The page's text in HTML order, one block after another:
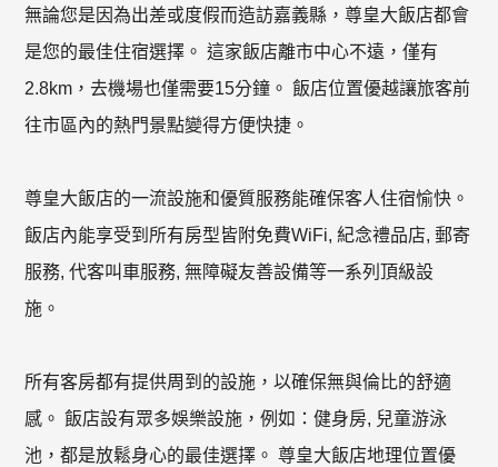
無論您是因為出差或度假而造訪嘉義縣，尊皇大飯店都會
是您的最佳住宿選擇。 這家飯店離市中心不遠，僅有
2.8km，去機場也僅需要15分鐘。 飯店位置優越讓旅客前
往市區內的熱門景點變得方便快捷。
尊皇大飯店的一流設施和優質服務能確保客人住宿愉快。
飯店內能享受到所有房型皆附免費WiFi, 紀念禮品店, 郵寄
服務, 代客叫車服務, 無障礙友善設備等一系列頂級設
施。
所有客房都有提供周到的設施，以確保無與倫比的舒適
感。 飯店設有眾多娛樂設施，例如：健身房, 兒童游泳
池，都是放鬆身心的最佳選擇。 尊皇大飯店地理位置優